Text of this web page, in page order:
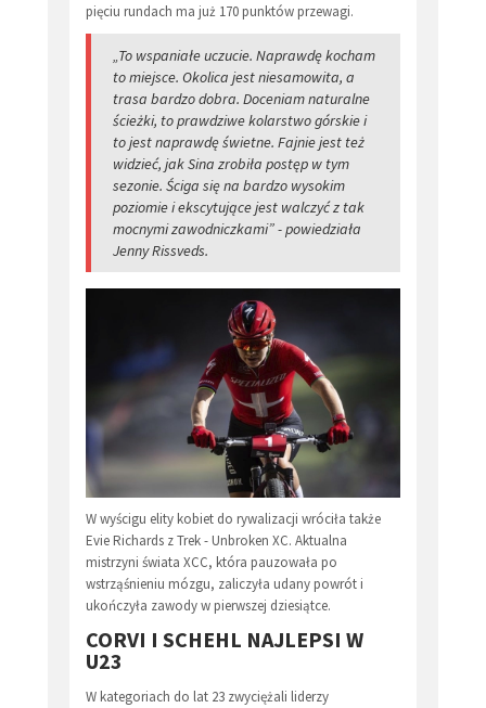
pięciu rundach ma już 170 punktów przewagi.
„To wspaniałe uczucie. Naprawdę kocham
to miejsce. Okolica jest niesamowita, a
trasa bardzo dobra. Doceniam naturalne
ścieżki, to prawdziwe kolarstwo górskie i
to jest naprawdę świetne. Fajnie jest też
widzieć, jak Sina zrobiła postęp w tym
sezonie. Ściga się na bardzo wysokim
poziomie i ekscytujące jest walczyć z tak
mocnymi zawodniczkami” - powiedziała
Jenny Rissveds.
W wyścigu elity kobiet do rywalizacji wróciła także
Evie Richards z Trek - Unbroken XC. Aktualna
mistrzyni świata XCC, która pauzowała po
wstrząśnieniu mózgu, zaliczyła udany powrót i
ukończyła zawody w pierwszej dziesiątce.
CORVI I SCHEHL NAJLEPSI W
U23
W kategoriach do lat 23 zwyciężali liderzy